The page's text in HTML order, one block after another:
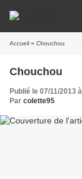
Accueil » Chouchou
Chouchou
Publié le 07/11/2013
Par colette95